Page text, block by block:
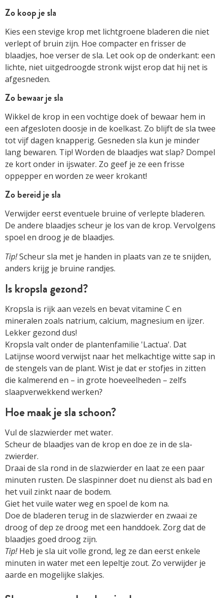
Zo koop je sla
Kies een stevige krop met lichtgroene bladeren die niet
verlept of bruin zijn. Hoe compacter en frisser de
blaadjes, hoe verser de sla. Let ook op de onderkant: een
lichte, niet uitgedroogde stronk wijst erop dat hij net is
afgesneden.
Zo bewaar je sla
Wikkel de krop in een vochtige doek of bewaar hem in
een afgesloten doosje in de koelkast. Zo blijft de sla twee
tot vijf dagen knapperig. Gesneden sla kun je minder
lang bewaren. Tip! Worden de blaadjes wat slap? Dompel
ze kort onder in ijswater. Zo geef je ze een frisse
oppepper en worden ze weer krokant!
Zo bereid je sla
Verwijder eerst eventuele bruine of verlepte bladeren.
De andere blaadjes scheur je los van de krop. Vervolgens
spoel en droog je de blaadjes.
Tip!Scheur sla met je handen in plaats van ze te snijden,
anders krijg je bruine randjes.
Is kropsla gezond?
Kropsla is rijk aan vezels en bevat vitamine C en
mineralen zoals natrium, calcium, magnesium en ijzer.
Lekker gezond dus!
Kropsla valt onder de plantenfamilie 'Lactua'. Dat
Latijnse woord verwijst naar het melkachtige witte sap in
de stengels van de plant. Wist je dat er stofjes in zitten
die kalmerend en – in grote hoeveelheden – zelfs
slaapverwekkend werken?
Hoe maak je sla schoon?
Vul de slazwierder met water.
Scheur de blaadjes van de krop en doe ze in de sla­
zwierder.
Draai de sla rond in de slazwierder en laat ze een paar
minuten rusten. De slaspinner doet nu dienst als bad en
het vuil zinkt naar de bodem.
Giet het vuile water weg en spoel de kom na.
Doe de bladeren terug in de slazwierder en zwaai ze
droog of dep ze droog met een handdoek. Zorg dat de
blaadjes goed droog zijn.
Tip!Heb je sla uit volle grond, leg ze dan eerst enkele
minuten in water met een lepeltje zout. Zo verwijder je
aarde en mogelijke slakjes.